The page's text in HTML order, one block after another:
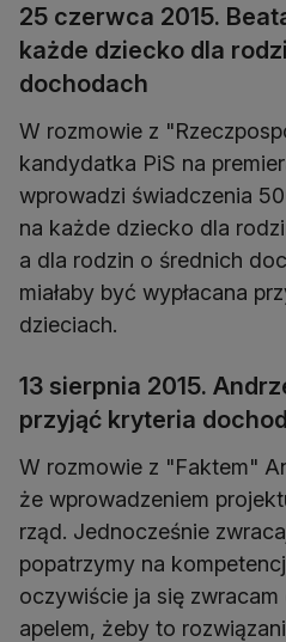
25 czerwca 2015.
każde dziecko dla
dochodach
W rozmowie z
kandydatka PiS na
wprowadzi świadczenia
na każde dziecko dla
a dla rodzin o średnich
miałaby być wypłacana
dzieciach.
13 sierpnia 2015.
przyjąć kryteria
W rozmowie z "Faktem"
że wprowadzeniem
rząd. Jednocześnie
popatrzymy na
oczywiście ja się
apelem, żeby to